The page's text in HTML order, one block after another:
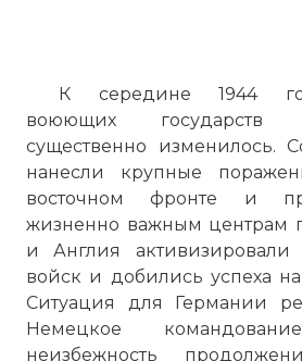
К середине 1944
воюющих
существенно изменилось.
нанесли крупные
восточном фронте и
жизненно важным центрам
и Англия активизировали
войск и добились успеха
Ситуация для Германии
Немецкое
неизбежность